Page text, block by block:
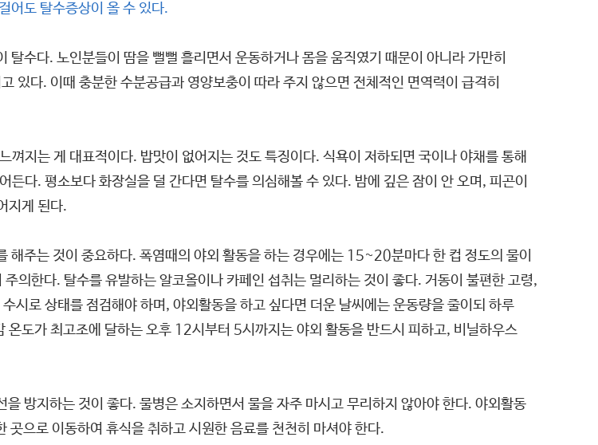
어도 탈수증상이 올 수 있다.
수다. 노인분들이 땀을 뻘뻘 흘리면서 운동하거나 몸을 움직였기 때문이 아니라 가만히
있다. 이때 충분한 수분공급과 영양보충이 따라 주지 않으면 전체적인 면역력이 급격히
지는 게 대표적이다. 밥맛이 없어지는 것도 특징이다. 식욕이 저하되면 국이나 야채를 통해
다. 평소보다 화장실을 덜 간다면 탈수를 의심해볼 수 있다. 밤에 깊은 잠이 안 오며, 피곤이
지게 된다.
해주는 것이 중요하다. 폭염때의 야외 활동을 하는 경우에는 15~20분마다 한 컵 정도의 물이
의한다. 탈수를 유발하는 알코올이나 카페인 섭취는 멀리하는 것이 좋다. 거동이 불편한 고령,
시로 상태를 점검해야 하며, 야외활동을 하고 싶다면 더운 날씨에는 운동량을 줄이되 하루
도가 최고조에 달하는 오후 12시부터 5시까지는 야외 활동을 반드시 피하고, 비닐하우스
방지하는 것이 좋다. 물병은 소지하면서 물을 자주 마시고 무리하지 않아야 한다. 야외활동
으로 이동하여 휴식을 취하고 시원한 음료를 천천히 마셔야 한다.